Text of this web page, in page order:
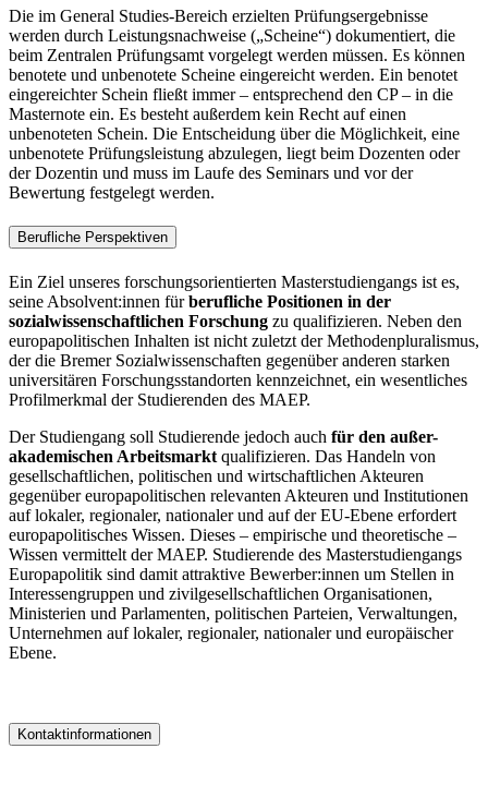
Die im General Studies-Bereich erzielten Prüfungsergebnisse
werden durch Leistungsnachweise („Scheine“) dokumentiert, die
beim Zentralen Prüfungsamt vorgelegt werden müssen. Es können
benotete und unbenotete Scheine eingereicht werden. Ein benotet
eingereichter Schein fließt immer – entsprechend den CP – in die
Masternote ein. Es besteht außerdem kein Recht auf einen
unbenoteten Schein. Die Entscheidung über die Möglichkeit, eine
unbenotete Prüfungsleistung abzulegen, liegt beim Dozenten oder
der Dozentin und muss im Laufe des Seminars und vor der
Bewertung festgelegt werden.
Berufliche Perspektiven
Ein Ziel unseres forschungsorientierten Masterstudiengangs ist es,
seine Absolvent:innen fürberufliche Positionen in der
sozialwissenschaftlichen Forschung zu qualifizieren. Neben den
europapolitischen Inhalten ist nicht zuletzt der Methodenpluralismus,
der die Bremer Sozialwissenschaften gegenüber anderen starken
universitären Forschungsstandorten kennzeichnet, ein wesentliches
Profilmerkmal der Studierenden des MAEP.
Der Studiengang soll Studierende jedoch auch für den außer-
akademischen Arbeitsmarkt qualifizieren. Das Handeln von
gesellschaftlichen, politischen und wirtschaftlichen Akteuren
gegenüber europapolitischen relevanten Akteuren und Institutionen
auf lokaler, regionaler, nationaler und auf der EU-Ebene erfordert
europapolitisches Wissen. Dieses – empirische und theoretische –
Wissen vermittelt der MAEP. Studierende des Masterstudiengangs
Europapolitik sind damit attraktive Bewerber:innen um Stellen in
Interessengruppen und zivilgesellschaftlichen Organisationen,
Ministerien und Parlamenten, politischen Parteien, Verwaltungen,
Unternehmen auf lokaler, regionaler, nationaler und europäischer
Ebene.
Kontaktinformationen